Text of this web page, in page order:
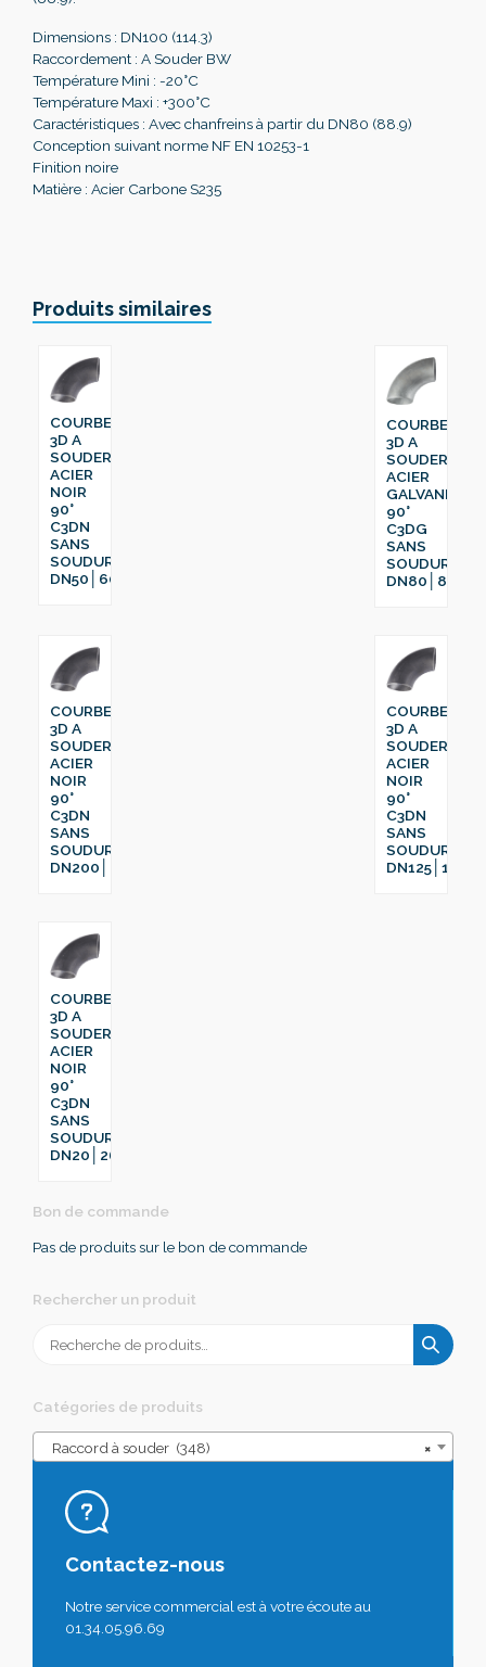
Dimensions : DN100 (114.3)
Raccordement : A Souder BW
Température Mini : -20°C
Température Maxi : +300°C
Caractéristiques : Avec chanfreins à partir du DN80 (88.9)
Conception suivant norme NF EN 10253-1
Finition noire
Matière : Acier Carbone S235
Produits similaires
COURBE
3D A
SOUDER
ACIER
NOIR
90°
C3DN
SANS
SOUDURE
DN50│60.3
COURBE
3D A
SOUDER
ACIER
GALVANISÉ
90°
C3DG
SANS
SOUDURE
DN80│88.9
COURBE
3D A
SOUDER
ACIER
NOIR
90°
C3DN
SANS
SOUDURE
DN200│219.1
COURBE
3D A
SOUDER
ACIER
NOIR
90°
C3DN
SANS
SOUDURE
DN125│159
COURBE
3D A
SOUDER
ACIER
NOIR
90°
C3DN
SANS
SOUDURE
DN20│26.9
Bon de commande
Pas de produits sur le bon de commande
Rechercher un produit
pour :
Catégories de produits
×
Raccord à souder (348)
Contactez-nous
Notre service commercial est à votre écoute au
01.34.05.96.69